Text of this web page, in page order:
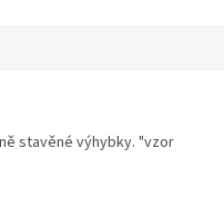
stavěné výhybky. "vzor